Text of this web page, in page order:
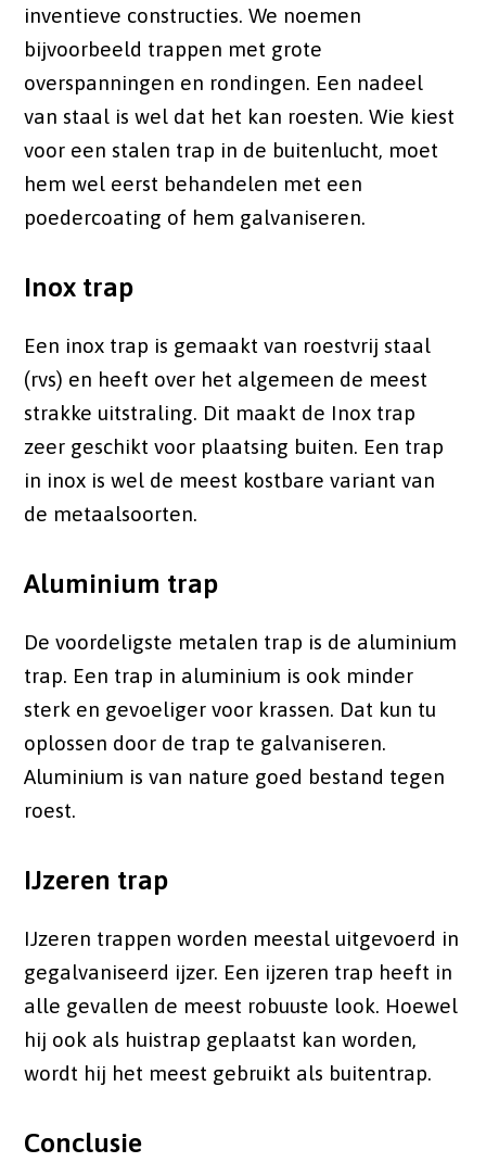
inventieve constructies. We noemen
bijvoorbeeld trappen met grote
overspanningen en rondingen. Een nadeel
van staal is wel dat het kan roesten. Wie kiest
voor een stalen trap in de buitenlucht, moet
hem wel eerst behandelen met een
poedercoating of hem galvaniseren.
Inox trap
Een inox trap is gemaakt van roestvrij staal
(rvs) en heeft over het algemeen de meest
strakke uitstraling. Dit maakt de Inox trap
zeer geschikt voor plaatsing buiten. Een trap
in inox is wel de meest kostbare variant van
de metaalsoorten.
Aluminium trap
De voordeligste metalen trap is de aluminium
trap. Een trap in aluminium is ook minder
sterk en gevoeliger voor krassen. Dat kun tu
oplossen door de trap te galvaniseren.
Aluminium is van nature goed bestand tegen
roest.
IJzeren trap
IJzeren trappen worden meestal uitgevoerd in
gegalvaniseerd ijzer. Een ijzeren trap heeft in
alle gevallen de meest robuuste look. Hoewel
hij ook als huistrap geplaatst kan worden,
wordt hij het meest gebruikt als buitentrap.
Conclusie